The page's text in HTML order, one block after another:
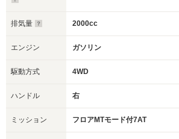
排気量 2000cc
エンジン ガソリン
駆動方式 4WD
ハンドル 右
ミッション フロアMTモード付7AT